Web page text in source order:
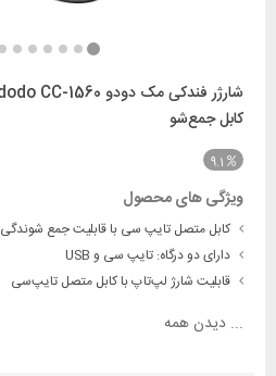
کابل جمع‌شو
9.1
ویژگی های محصول
کابل متصل تایپ سی با قابلیت جمع شوندگی 70cm
دارای دو درگاه: تایپ سی و USB
قابلیت شارژ لپ‌تاپ با کابل متصل تایپ‌سی
... دیدن همه